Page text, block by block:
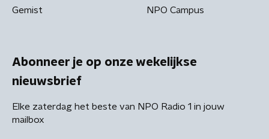
Gemist NPO Campus
Abonneer je op onze wekelijkse
nieuwsbrief
Elke zaterdag het beste van NPO Radio 1 in jouw
mailbox